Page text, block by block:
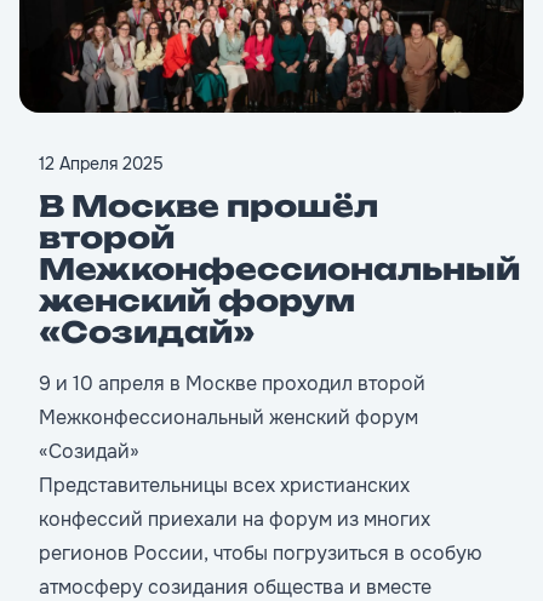
12 Апреля 2025
В Москве прошёл
второй
Межконфессиональный
женский форум
«Созидай»
9 и 10 апреля в Москве проходил второй
Межконфессиональный женский форум
«Созидай»
Представительницы всех христианских
конфессий приехали на форум из многих
регионов России, чтобы погрузиться в особую
атмосферу созидания общества и вместе